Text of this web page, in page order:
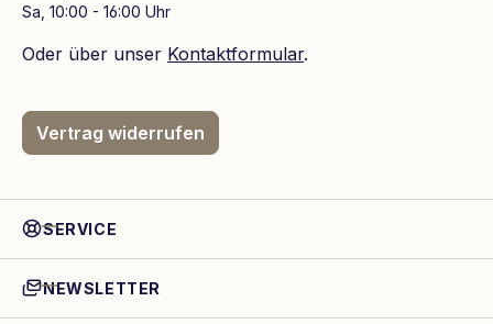
Sa, 10:00 - 16:00 Uhr
Oder über unser Kontaktformular.
Vertrag widerrufen
SERVICE
NEWSLETTER